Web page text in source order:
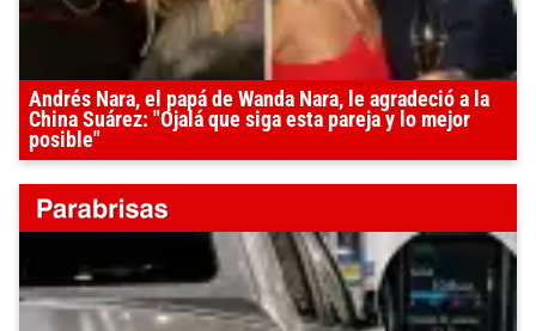
Andrés Nara, el papá de Wanda Nara, le agradeció a la
China Suárez: "Ojalá que siga esta pareja y lo mejor
posible"